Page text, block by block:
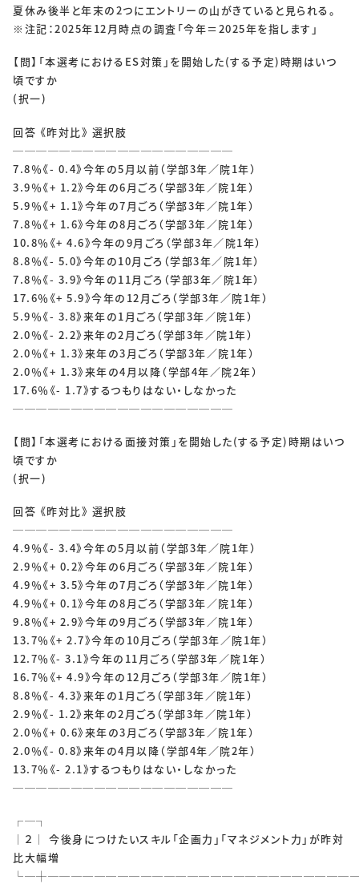
夏休み後半と年末の2つにエントリーの山がきていると見られる。
※注記：2025年12月時点の調査「今年＝2025年を指します」
【問】「本選考におけるES対策」を開始した(する予定)時期はいつ
頃ですか
(択一)
回答 《昨対比》 選択肢
───────────────────
7.8％《- 0.4》今年の5月以前（学部3年／院1年）
3.9％《+ 1.2》今年の6月ごろ（学部3年／院1年）
5.9％《+ 1.1》今年の7月ごろ（学部3年／院1年）
7.8％《+ 1.6》今年の8月ごろ（学部3年／院1年）
10.8％《+ 4.6》今年の9月ごろ（学部3年／院1年）
8.8％《- 5.0》今年の10月ごろ（学部3年／院1年）
7.8％《- 3.9》今年の11月ごろ（学部3年／院1年）
17.6％《+ 5.9》今年の12月ごろ（学部3年／院1年）
5.9％《- 3.8》来年の1月ごろ（学部3年／院1年）
2.0％《- 2.2》来年の2月ごろ（学部3年／院1年）
2.0％《+ 1.3》来年の3月ごろ（学部3年／院1年）
2.0％《+ 1.3》来年の4月以降（学部4年／院2年）
17.6％《- 1.7》するつもりはない・しなかった
───────────────────
【問】「本選考における面接対策」を開始した(する予定)時期はいつ
頃ですか
(択一)
回答 《昨対比》 選択肢
───────────────────
4.9％《- 3.4》今年の5月以前（学部3年／院1年）
2.9％《+ 0.2》今年の6月ごろ（学部3年／院1年）
4.9％《+ 3.5》今年の7月ごろ（学部3年／院1年）
4.9％《+ 0.1》今年の8月ごろ（学部3年／院1年）
9.8％《+ 2.9》今年の9月ごろ（学部3年／院1年）
13.7％《+ 2.7》今年の10月ごろ（学部3年／院1年）
12.7％《- 3.1》今年の11月ごろ（学部3年／院1年）
16.7％《+ 4.9》今年の12月ごろ（学部3年／院1年）
8.8％《- 4.3》来年の1月ごろ（学部3年／院1年）
2.9％《- 1.2》来年の2月ごろ（学部3年／院1年）
2.0％《+ 0.6》来年の3月ごろ（学部3年／院1年）
2.0％《- 0.8》来年の4月以降（学部4年／院2年）
13.7％《- 2.1》するつもりはない・しなかった
───────────────────
┌─┐
│２│ 今後身につけたいスキル「企画力」「マネジメント力」が昨対
比大幅増